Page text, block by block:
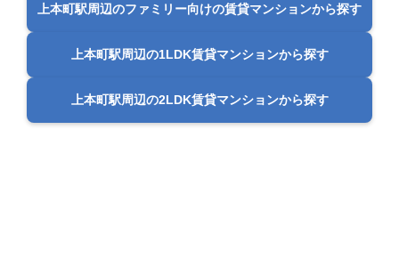
上本町駅周辺のファミリー向けの賃貸マンションから探す
上本町駅周辺の1LDK賃貸マンションから探す
上本町駅周辺の2LDK賃貸マンションから探す